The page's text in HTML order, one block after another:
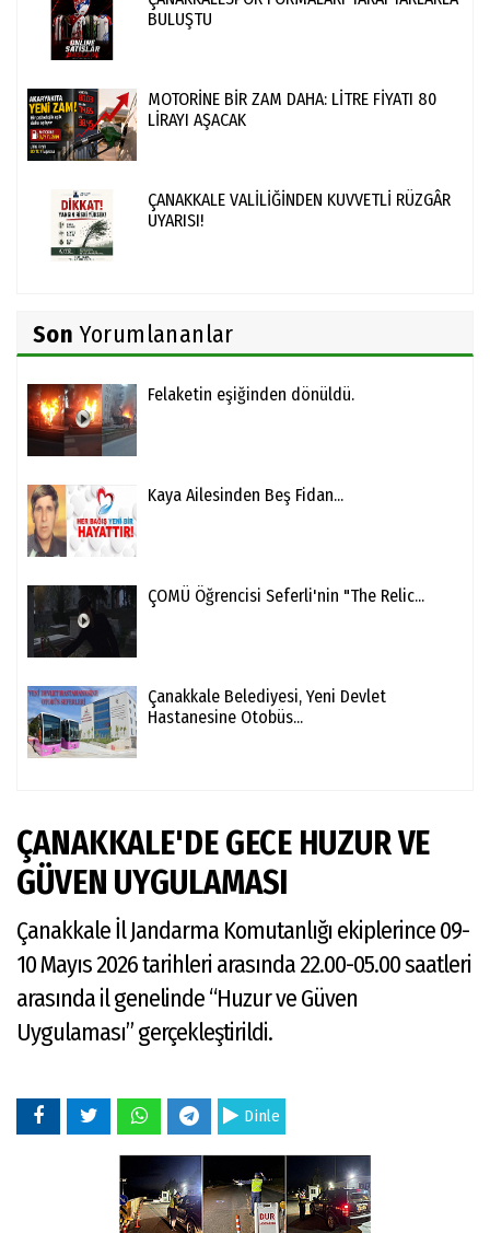
BULUŞTU
MOTORİNE BİR ZAM DAHA: LİTRE FİYATI 80
LİRAYI AŞACAK
ÇANAKKALE VALİLİĞİNDEN KUVVETLİ RÜZGÂR
UYARISI!
Son Yorumlananlar
Felaketin eşiğinden dönüldü.
Kaya Ailesinden Beş Fidan...
ÇOMÜ Öğrencisi Seferli'nin "The Relic...
Çanakkale Belediyesi, Yeni Devlet
Hastanesine Otobüs...
ÇANAKKALE'DE GECE HUZUR VE
GÜVEN UYGULAMASI
Çanakkale İl Jandarma Komutanlığı ekiplerince 09-
10 Mayıs 2026 tarihleri arasında 22.00-05.00 saatleri
arasında il genelinde “Huzur ve Güven
Uygulaması” gerçekleştirildi.
Dinle